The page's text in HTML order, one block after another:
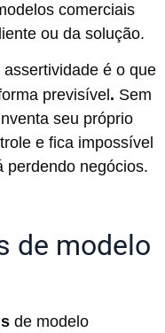
comerciais
ou da solução.
é o que
previsível . Sem
seu próprio
e fica impossível
perdendo negócios.
de modelo
de modelo